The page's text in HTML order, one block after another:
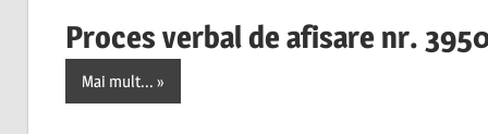
Proces verbal de afisare nr.
Mai mult...